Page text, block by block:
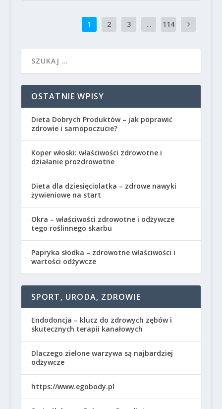
1 2 3 ... 114
OSTATNIE WPISY
Dieta Dobrych Produktów – jak poprawić
zdrowie i samopoczucie?
Koper włoski: właściwości zdrowotne i
działanie prozdrowotne
Dieta dla dziesięciolatka – zdrowe nawyki
żywieniowe na start
Okra – właściwości zdrowotne i odżywcze
tego roślinnego skarbu
Papryka słodka – zdrowotne właściwości i
wartości odżywcze
SPORT, URODA, ZDROWIE
Endodoncja – klucz do zdrowych zębów i
skutecznych terapii kanałowych
Dlaczego zielone warzywa są najbardziej
odżywcze
https://www.egobody.pl